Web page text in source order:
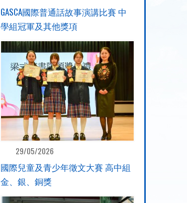
GASCA國際普通話故事演講比賽 中
學組冠軍及其他獎項
29/05/2026
國際兒童及青少年徵文大賽 高中組
金、銀、銅獎